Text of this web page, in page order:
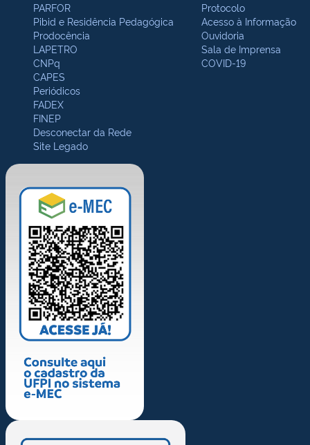
PARFOR
Pibid e Residência Pedagógica
Prodocência
LAPETRO
CNPq
CAPES
Periódicos
FADEX
FINEP
Desconectar da Rede
Site Legado
Protocolo
Acesso à Informação
Ouvidoria
Sala de Imprensa
COVID-19